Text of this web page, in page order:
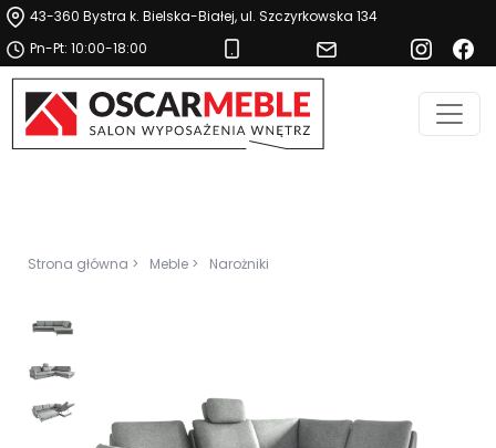
43-360 Bystra k. Bielska-Białej, ul. Szczyrkowska 134
Pn-Pt: 10:00-18:00
Strona główna > Meble > Narożniki